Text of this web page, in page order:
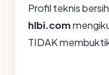
Profil teknis
hlbi.com
TIDAK